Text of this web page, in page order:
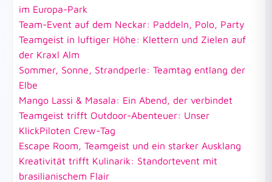
im Europa-Park
Team-Event auf dem Neckar: Paddeln, Polo, Party
Teamgeist in luftiger Höhe: Klettern und Zielen auf
der Kraxl Alm
Sommer, Sonne, Strandperle: Teamtag entlang der
Elbe
Mango Lassi & Masala: Ein Abend, der verbindet
Teamgeist trifft Outdoor-Abenteuer: Unser
KlickPiloten Crew-Tag
Escape Room, Teamgeist und ein starker Ausklang
Kreativität trifft Kulinarik: Standortevent mit
brasilianischem Flair